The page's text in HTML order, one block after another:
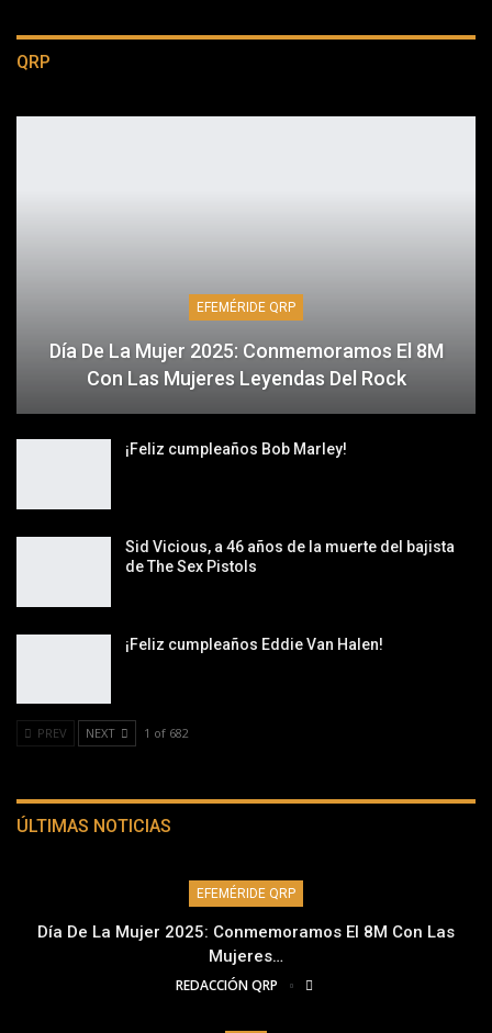
QRP
EFEMÉRIDE QRP
Día De La Mujer 2025: Conmemoramos El 8M
Con Las Mujeres Leyendas Del Rock
¡Feliz cumpleaños Bob Marley!
Sid Vicious, a 46 años de la muerte del bajista
de The Sex Pistols
¡Feliz cumpleaños Eddie Van Halen!
PREV NEXT 1 of 682
ÚLTIMAS NOTICIAS
EFEMÉRIDE QRP
Día De La Mujer 2025: Conmemoramos El 8M Con Las
Mujeres…
REDACCIÓN QRP